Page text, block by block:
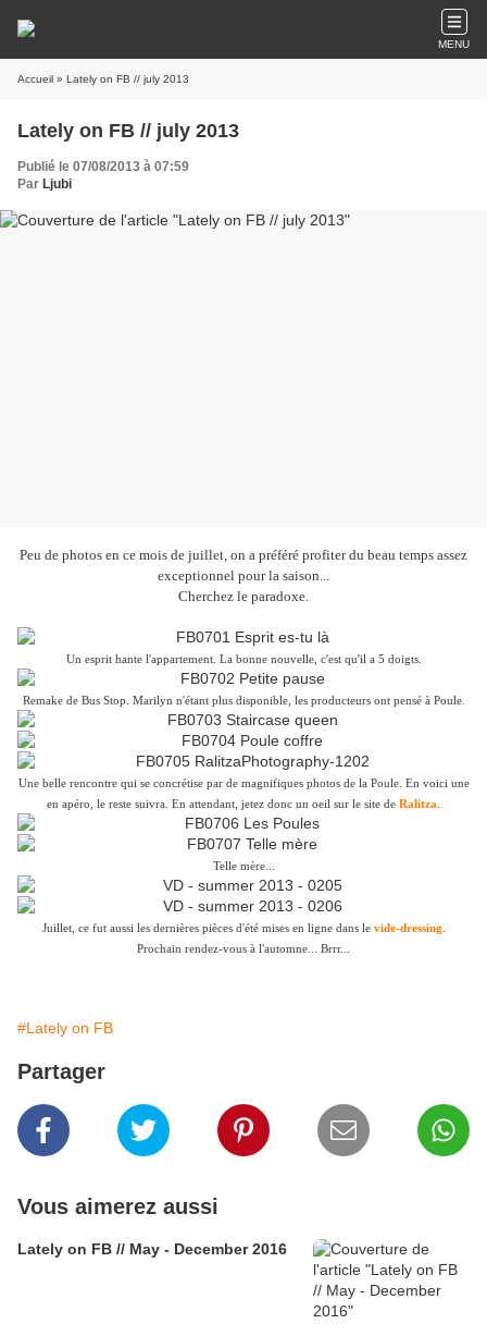
MENU
Accueil » Lately on FB // july 2013
Lately on FB // july 2013
Publié le 07/08/2013 à 07:59
Par Ljubi
Peu de photos en ce mois de juillet, on a préféré profiter du beau temps assez
exceptionnel pour la saison...
Cherchez le paradoxe.
Un esprit hante l'appartement. La bonne nouvelle, c'est qu'il a 5 doigts.
Remake de Bus Stop. Marilyn n'étant plus disponible, les producteurs ont pensé à Poule.
Une belle rencontre qui se concrétise par de magnifiques photos de la Poule. En voici une
en apéro, le reste suivra. En attendant, jetez donc un oeil sur le site de Ralitza
Telle mère...
Juillet, ce fut aussi les dernières pièces d'été mises en ligne dans le vide-dressing
Prochain rendez-vous à l'automne... Brrr...
#Lately on FB
Partager
Vous aimerez aussi
Lately on FB // May - December 2016